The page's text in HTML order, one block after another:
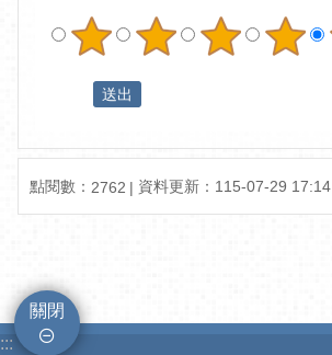
點閱數： 2762 資料更新： 115-07-29 17:14
關閉
:::